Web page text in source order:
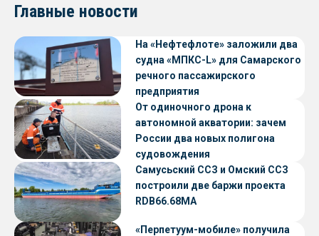
Главные новости
На «Нефтефлоте» заложили два
судна «МПКС-L» для Самарского
речного пассажирского
предприятия
От одиночного дрона к
автономной акватории: зачем
России два новых полигона
судовождения
Самусьский ССЗ и Омский ССЗ
построили две баржи проекта
RDB66.68МА
«Перпетуум-мобиле» получила